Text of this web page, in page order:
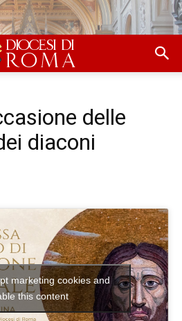
delle
diaconi
marketing cookies and
this content